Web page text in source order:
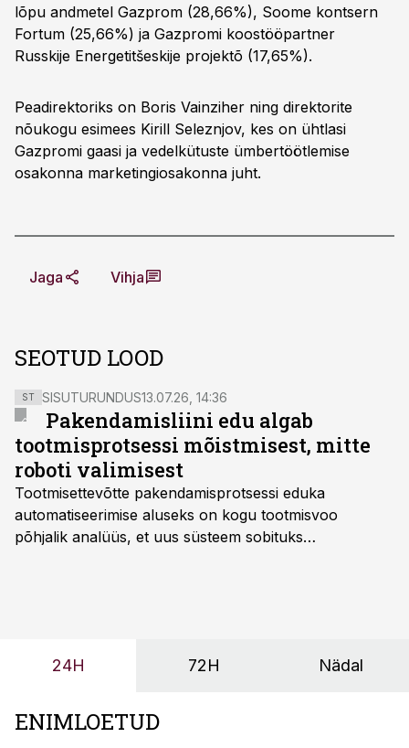
lõpu andmetel Gazprom (28,66%), Soome kontsern
Fortum (25,66%) ja Gazpromi koostööpartner
Russkije Energetitšeskije projektõ (17,65%).
Peadirektoriks on Boris Vainziher ning direktorite
nõukogu esimees Kirill Seleznjov, kes on ühtlasi
Gazpromi gaasi ja vedelkütuste ümbertöötlemise
osakonna marketingiosakonna juht.
Jaga Vihja
SEOTUD LOOD
ST SISUTURUNDUS13.07.26, 14:36
Pakendamisliini edu algab
tootmisprotsessi mõistmisest, mitte
roboti valimisest
Tootmisettevõtte pakendamisprotsessi eduka
automatiseerimise aluseks on kogu tootmisvoo
põhjalik analüüs, et uus süsteem sobituks
OÜ tegevjuht Sander Mitendorf.
24H 72H Nädal
ENIMLOETUD